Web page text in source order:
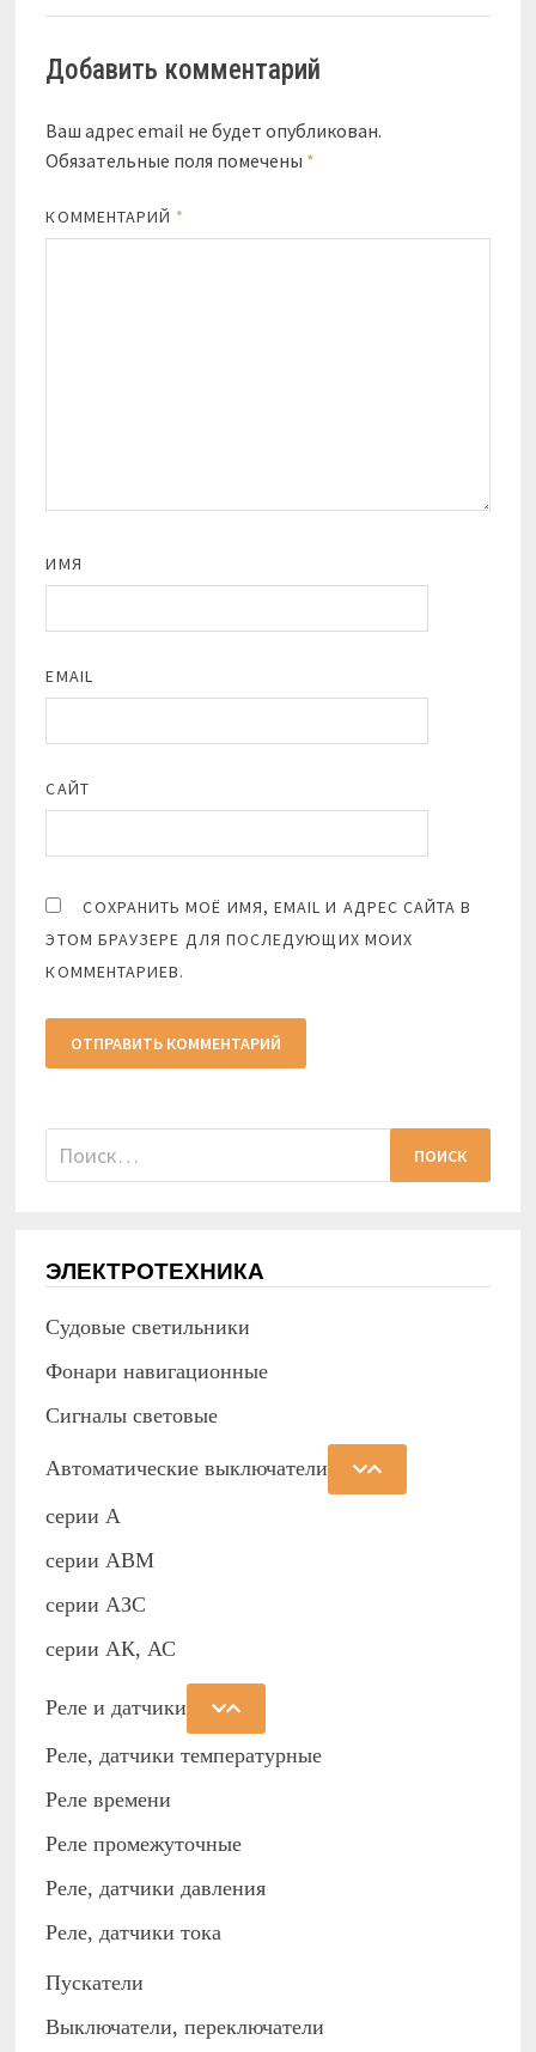
Добавить комментарий
Ваш адрес email не будет опубликован.
Обязательные поля помечены *
КОММЕНТАРИЙ *
ИМЯ
EMAIL
САЙТ
СОХРАНИТЬ МОЁ ИМЯ, EMAIL И АДРЕС САЙТА В
ЭТОМ БРАУЗЕРЕ ДЛЯ ПОСЛЕДУЮЩИХ МОИХ
КОММЕНТАРИЕВ.
Найти:
ЭЛЕКТРОТЕХНИКА
Судовые светильники
Фонари навигационные
Сигналы световые
Автоматические выключатели
серии А
серии АВМ
cерии АЗС
серии АК, АС
Реле и датчики
Реле, датчики температурные
Реле времени
Реле промежуточные
Реле, датчики давления
Реле, датчики тока
Пускатели
Выключатели, переключатели